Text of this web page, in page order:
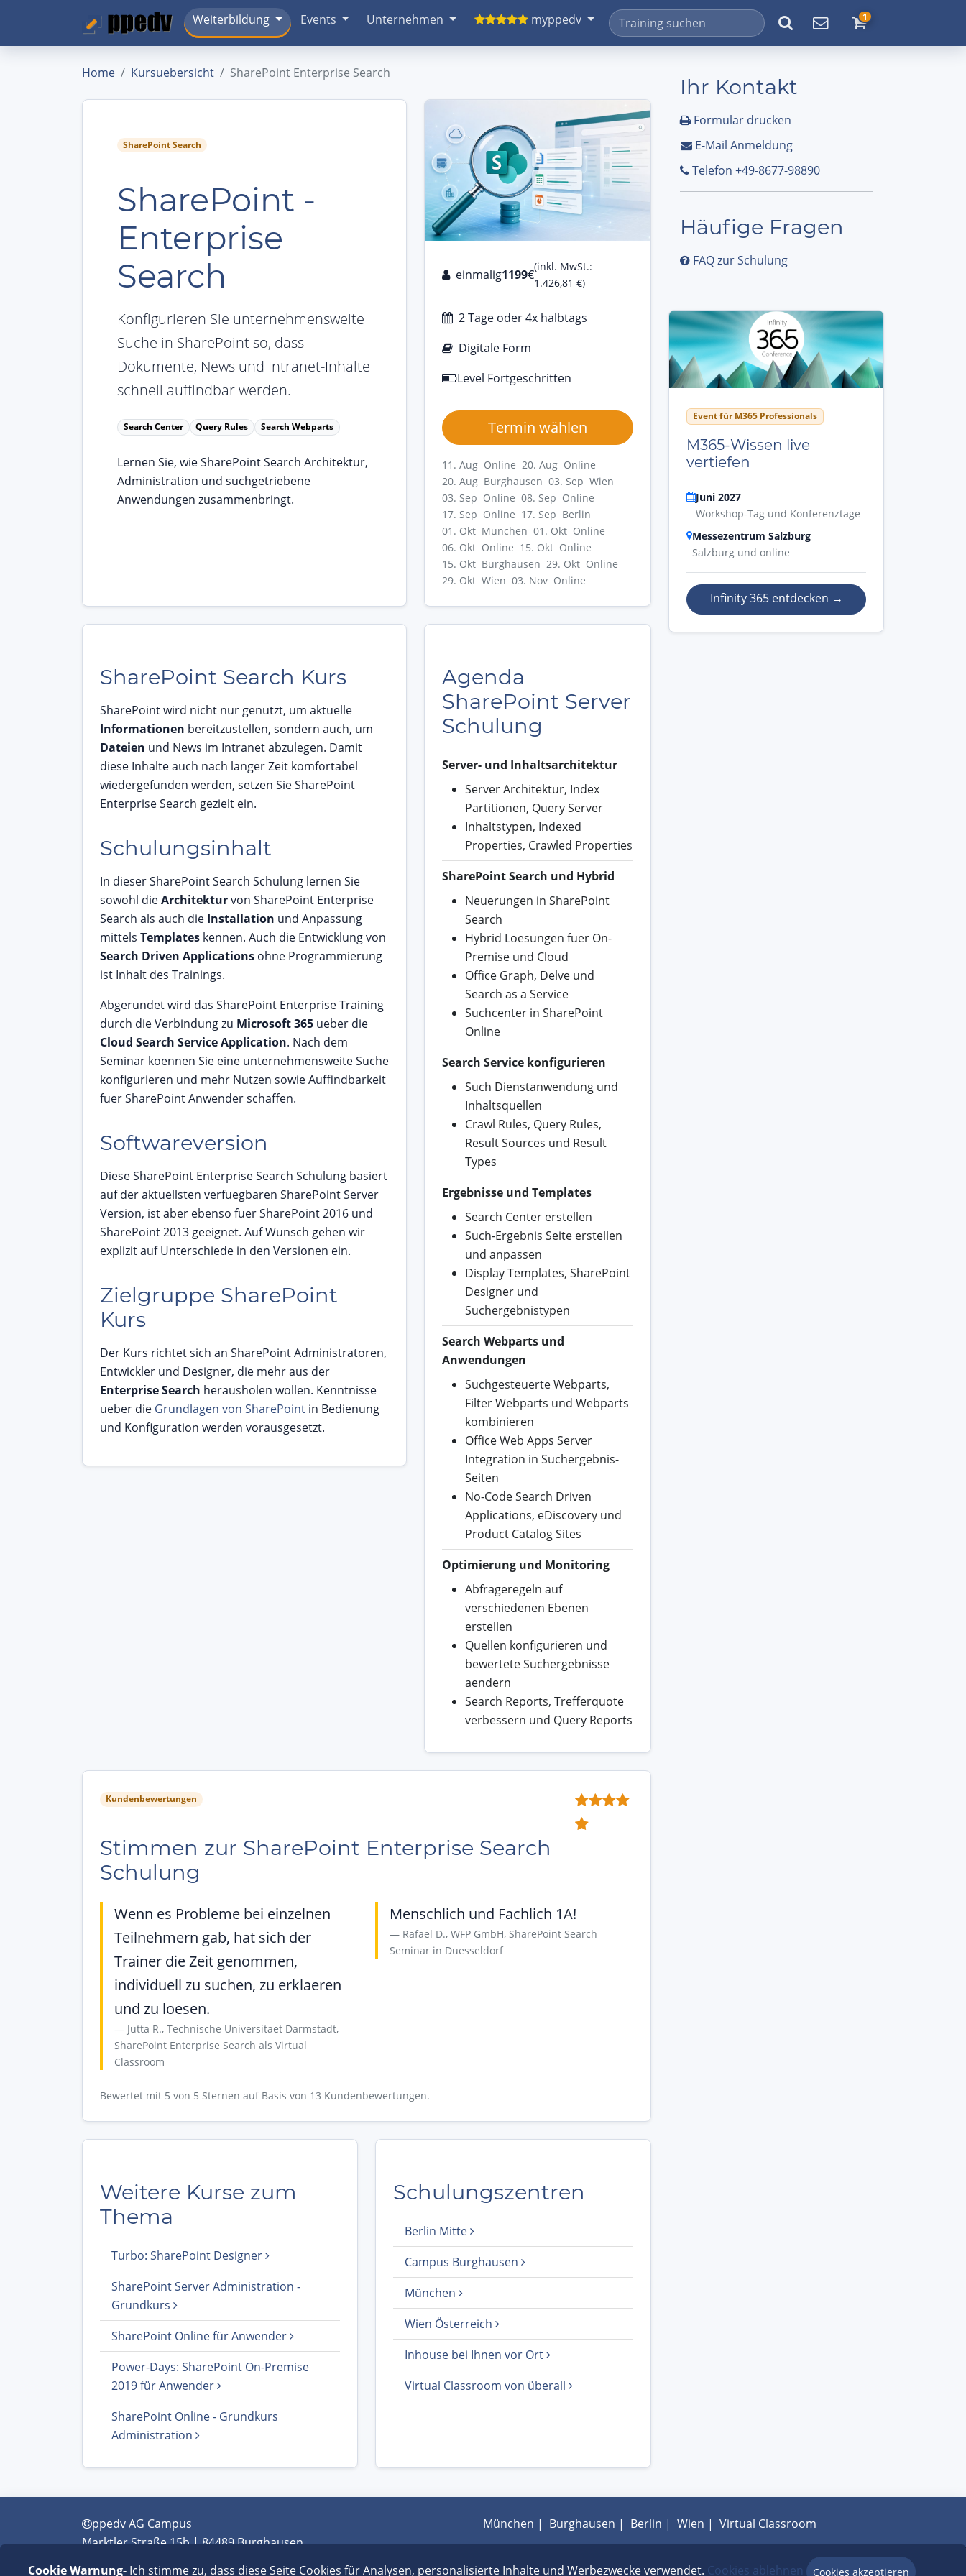
Weiterbildung Events Unternehmen myppedv 1
Home Kursuebersicht SharePoint Enterprise Search
SharePoint Search
SharePoint -
Enterprise
Search
Konfigurieren Sie unternehmensweite
Suche in SharePoint so, dass
Dokumente, News und Intranet-Inhalte
schnell auffindbar werden.
Search Center Query Rules Search Webparts
Lernen Sie, wie SharePoint Search Architektur,
Administration und suchgetriebene
Anwendungen zusammenbringt.
einmalig1199€
(inkl. MwSt.:
1.426,81 €)
2 Tage oder 4x halbtags
Digitale Form
Level Fortgeschritten
Termin wählen
11. Aug Online 20. Aug Online
20. Aug Burghausen 03. Sep Wien
03. Sep Online 08. Sep Online
17. Sep Online 17. Sep Berlin
01. Okt München 01. Okt Online
06. Okt Online 15. Okt Online
15. Okt Burghausen 29. Okt Online
29. Okt Wien 03. Nov Online
SharePoint Search Kurs
SharePoint wird nicht nur genutzt, um aktuelle
Informationen bereitzustellen, sondern auch, um
Dateien und News im Intranet abzulegen. Damit
diese Inhalte auch nach langer Zeit komfortabel
wiedergefunden werden, setzen Sie SharePoint
Enterprise Search gezielt ein.
Schulungsinhalt
In dieser SharePoint Search Schulung lernen Sie
sowohl dieArchitekturvon SharePoint Enterprise
Search als auch die Installation und Anpassung
mittels Templates kennen. Auch die Entwicklung von
Search Driven Applications ohne Programmierung
ist Inhalt des Trainings.
Abgerundet wird das SharePoint Enterprise Training
durch die Verbindung zu Microsoft 365 ueber die
Cloud Search Service Application. Nach dem
Seminar koennen Sie eine unternehmensweite Suche
konfigurieren und mehr Nutzen sowie Auffindbarkeit
fuer SharePoint Anwender schaffen.
Softwareversion
Diese SharePoint Enterprise Search Schulung basiert
auf der aktuellsten verfuegbaren SharePoint Server
Version, ist aber ebenso fuer SharePoint 2016 und
SharePoint 2013 geeignet. Auf Wunsch gehen wir
explizit auf Unterschiede in den Versionen ein.
Zielgruppe SharePoint
Kurs
Der Kurs richtet sich an SharePoint Administratoren,
Entwickler und Designer, die mehr aus der
Enterprise Search herausholen wollen. Kenntnisse
ueber die Grundlagen von SharePoint in Bedienung
und Konfiguration werden vorausgesetzt.
Agenda
SharePoint Server
Schulung
Server- und Inhaltsarchitektur
Server Architektur, Index
Partitionen, Query Server
Inhaltstypen, Indexed
Properties, Crawled Properties
SharePoint Search und Hybrid
Neuerungen in SharePoint
Search
Hybrid Loesungen fuer On-
Premise und Cloud
Office Graph, Delve und
Search as a Service
Suchcenter in SharePoint
Online
Search Service konfigurieren
Such Dienstanwendung und
Inhaltsquellen
Crawl Rules, Query Rules,
Result Sources und Result
Types
Ergebnisse und Templates
Search Center erstellen
Such-Ergebnis Seite erstellen
und anpassen
Display Templates, SharePoint
Designer und
Suchergebnistypen
Search Webparts und
Anwendungen
Suchgesteuerte Webparts,
Filter Webparts und Webparts
kombinieren
Office Web Apps Server
Integration in Suchergebnis-
Seiten
No-Code Search Driven
Applications, eDiscovery und
Product Catalog Sites
Optimierung und Monitoring
Abfrageregeln auf
verschiedenen Ebenen
erstellen
Quellen konfigurieren und
bewertete Suchergebnisse
aendern
Search Reports, Trefferquote
verbessern und Query Reports
Kundenbewertungen
Stimmen zur SharePoint Enterprise Search
Schulung
Wenn es Probleme bei einzelnen
Teilnehmern gab, hat sich der
Trainer die Zeit genommen,
individuell zu suchen, zu erklaeren
und zu loesen.
Jutta R., Technische Universitaet Darmstadt,
SharePoint Enterprise Search als Virtual
Classroom
Menschlich und Fachlich 1A!
Rafael D., WFP GmbH, SharePoint Search
Seminar in Duesseldorf
Bewertet mit 5 von 5 Sternen auf Basis von 13 Kundenbewertungen.
Weitere Kurse zum
Thema
Turbo: SharePoint Designer
SharePoint Server Administration -
Grundkurs
SharePoint Online für Anwender
Power-Days: SharePoint On-Premise
2019 für Anwender
SharePoint Online - Grundkurs
Administration
Schulungszentren
Berlin Mitte
Campus Burghausen
München
Wien Österreich
Inhouse bei Ihnen vor Ort
Virtual Classroom von überall
Ihr Kontakt
Formular drucken
E-Mail Anmeldung
Telefon +49-8677-98890
Häufige Fragen
FAQ zur Schulung
Event für M365 Professionals
M365-Wissen live
vertiefen
Juni 2027
Workshop-Tag und Konferenztage
Messezentrum Salzburg
Salzburg und online
Infinity 365 entdecken →
ppedv AG Campus
Marktler Straße 15b | 84489 Burghausen
München | Burghausen | Berlin | Wien | Virtual Classroom
Cookie Warnung-Ich stimme zu, dass diese Seite Cookies für Analysen, personalisierte Inhalte und Werbezwecke verwendet. Cookies ablehnen Cookies akzeptieren